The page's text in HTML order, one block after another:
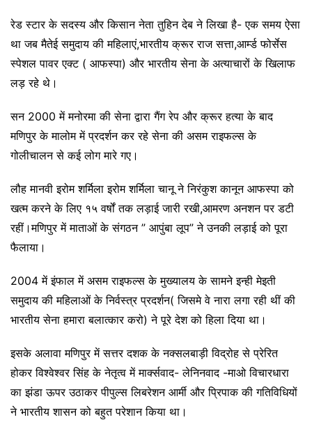
रेड स्टार के सदस्य और किसान नेता तुहिन देब ने लिखा है- एक समय ऐसा
था जब मैतेई समुदाय की महिलाएं,भारतीय क्रूर राज सत्ता,आर्म्ड फोर्सेस
स्पेशल पावर एक्ट ( आफस्पा) और भारतीय सेना के अत्याचारों के खिलाफ
लड़ रहे थे।
सन 2000 में मनोरमा की सेना द्वारा गैंग रेप और क्रूर हत्या के बाद
मणिपुर के मालोम में प्रदर्शन कर रहे सेना की असम राइफल्स के
गोलीचालन से कई लोग मारे गए।
लौह मानवी इरोम शर्मिला इरोम शर्मिला चानू ने निरंकुश कानून आफस्पा को
खत्म करने के लिए १५ वर्षों तक लड़ाई जारी रखी,आमरण अनशन पर डटी
रहीं।मणिपुर में माताओं के संगठन ” आपुंबा लूप” ने उनकी लड़ाई को पूरा
फैलाया।
2004 में इंफाल में असम राइफल्स के मुख्यालय के सामने इन्ही मेइती
समुदाय की महिलाओं के निर्वस्त्र प्रदर्शन( जिसमे वे नारा लगा रही थीं की
भारतीय सेना हमारा बलात्कार करो) ने पूरे देश को हिला दिया था।
इसके अलावा मणिपुर में सत्तर दशक के नक्सलबाड़ी विद्रोह से प्रेरित
होकर विश्वेश्वर सिंह के नेतृत्व में मार्क्सवाद- लेनिनवाद -माओ विचारधारा
का झंडा ऊपर उठाकर पीपुल्स लिबरेशन आर्मी और प्रिपाक की गतिविधियों
ने भारतीय शासन को बहुत परेशान किया था।